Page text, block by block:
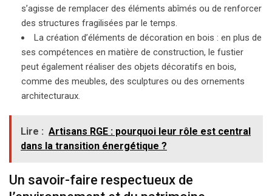
s’agisse de remplacer des éléments abîmés ou de renforcer
des structures fragilisées par le temps.
La création d’éléments de décoration en bois : en plus de
ses compétences en matière de construction, le fustier
peut également réaliser des objets décoratifs en bois,
comme des meubles, des sculptures ou des ornements
architecturaux.
Lire : Artisans RGE : pourquoi leur rôle est central
dans la transition énergétique ?
Un savoir-faire respectueux de